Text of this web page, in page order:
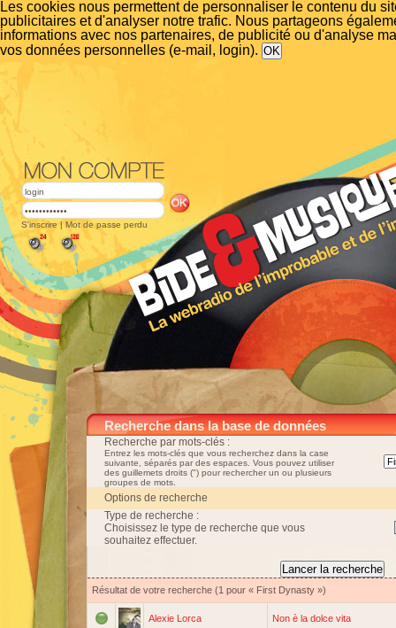
Les cookies nous permettent de personnaliser le contenu du
publicitaires et d'analyser notre trafic. Nous partageons
informations avec nos partenaires, de publicité ou d'analyse
vos données personnelles (e-mail, login).
S'inscrire | Mot de passe perdu
Recherche dans la base de données
Recherche par mots-clés :
Entrez les mots-clés que vous recherchez dans la case
suivante, séparés par des espaces. Vous pouvez utiliser
des guillemets droits (") pour rechercher un ou plusieurs
groupes de mots.
Options de recherche
Type de recherche :
Choisissez le type de recherche que vous
souhaitez effectuer.
Résultat de votre recherche (1 pour « First Dynasty »)
Alexie Lorca Non è la dolce vita